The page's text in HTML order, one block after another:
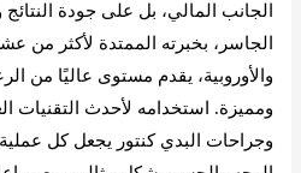
الجانب المالي، بل على جودة
الجاسر، بخبرته الممتدة لأكثر من
والأوروبية، يقدم مستوى عاليًا من
ومميزة. استخدامه لأحدث التقنيات
وجراحات البدي كنتور يجعل كل